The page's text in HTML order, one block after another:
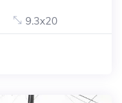
9.3x20